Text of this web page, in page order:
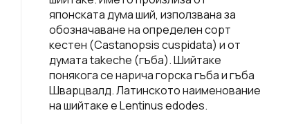
японската дума ший, използвана за
обозначаване на определен сорт
кестен (Castanopsis cuspidata) и от
думата takeche (гъба). Шийтаке
понякога се нарича горска гъба и гъба
Шварцвалд. Латинското наименование
на шийтаке е Lentinus edodes.